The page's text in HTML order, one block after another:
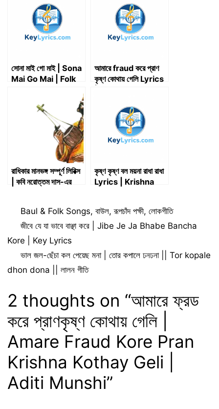
k
সোনা মাই গো মাই | Sona
Mai Go Mai | Folk
আমারে fraud করে প্রাণ
কৃষ্ণ কোথায় গেলি Lyrics
রাধিকার মানভঙ্গ সম্পূর্ণ লিরিক্স
| কবি নরোত্তম দাস-এর
কৃষ্ণ কৃষ্ণ বল ময়না রাধা রাধা
Lyrics | Krishna
Lyrics
Categories
Baul & Folk Songs,বাউল,রূপচাঁদ পক্ষী,লোকগীতি
জীবে যে যা ভাবে বাঞ্ছা করে | Jibe Je Ja Bhabe Bancha
Kore | Key Lyrics
ভাল জল-ছেঁচা কল পেয়েছ মনা | তোর কপালে ঢনঢনা || Tor kopale
dhon dona || লালন গীতি
2 thoughts on “আমারে ফ্রড
করে প্রাণকৃষ্ণ কোথায় গেলি |
Amare Fraud Kore Pran
Krishna Kothay Geli |
Aditi Munshi”